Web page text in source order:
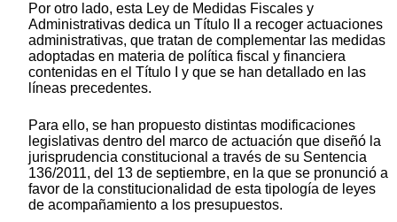
Por otro lado, esta Ley de Medidas Fiscales y
Administrativas dedica un Título II a recoger actuaciones
administrativas, que tratan de complementar las medidas
adoptadas en materia de política fiscal y financiera
contenidas en el Título I y que se han detallado en las
líneas precedentes.
Para ello, se han propuesto distintas modificaciones
legislativas dentro del marco de actuación que diseñó la
jurisprudencia constitucional a través de su Sentencia
136/2011, del 13 de septiembre, en la que se pronunció a
favor de la constitucionalidad de esta tipología de leyes
de acompañamiento a los presupuestos.